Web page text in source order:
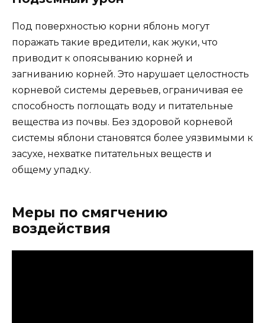
Под поверхностью корни яблонь могут
поражать такие вредители, как жуки, что
приводит к опоясыванию корней и
загниванию корней. Это нарушает целостность
корневой системы деревьев, ограничивая ее
способность поглощать воду и питательные
вещества из почвы. Без здоровой корневой
системы яблони становятся более уязвимыми к
засухе, нехватке питательных веществ и
общему упадку.
Меры по смягчению
воздействия